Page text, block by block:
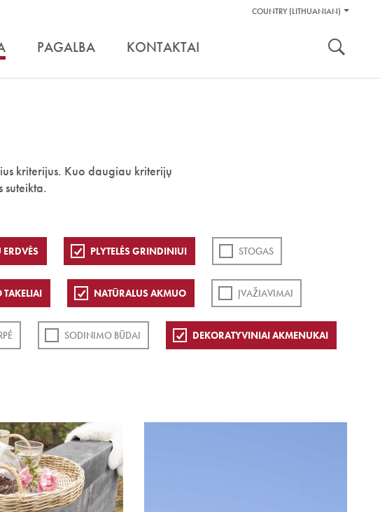
Pagalbos
COUNTRY (LITHUANIAN)
PAGALBA KONTAKTAI
kriterijus. Kuo daugiau kriterijų
suteikta.
ERDVĖS PLYTELĖS GRINDINIUI STOGAS
TAKELIAI NATŪRALUS AKMUO ĮVAŽIAVIMAI
SODINIMO BŪDAI DEKORATYVINIAI AKMENUKAI